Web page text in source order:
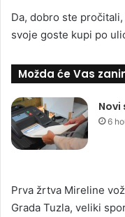
Da, dobro ste
svoje goste kupi po
Možda će Vas
Novi
6
Prva žrtva Mireline
Grada Tuzla, veliki